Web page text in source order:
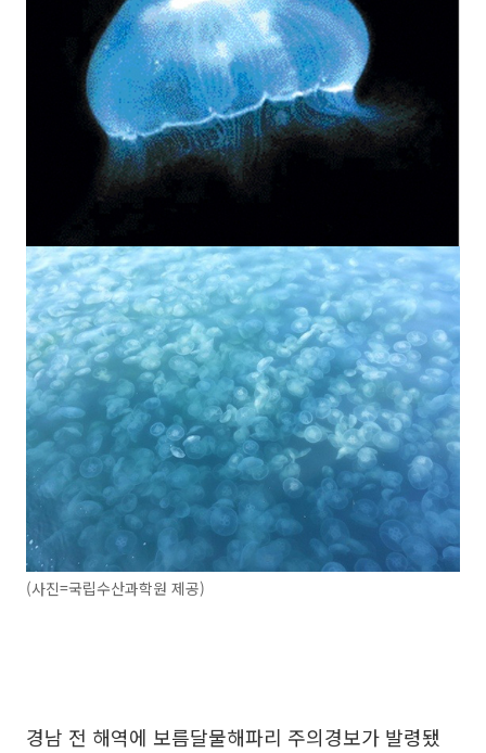
(사진=국립수산과학원 제공)
경남 전 해역에 보름달물해파리 주의경보가 발령됐